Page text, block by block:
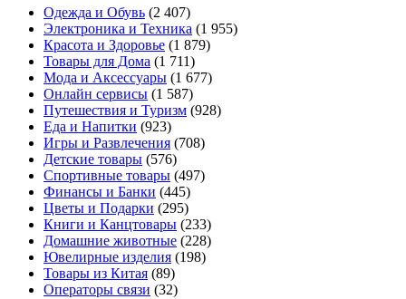
Одежда и Обувь (2 407)
Электроника и Техника (1 955)
Красота и Здоровье (1 879)
Товары для Дома (1 711)
Мода и Аксессуары (1 677)
Онлайн сервисы (1 587)
Путешествия и Туризм (928)
Еда и Напитки (923)
Игры и Развлечения (708)
Детские товары (576)
Спортивные товары (497)
Финансы и Банки (445)
Цветы и Подарки (295)
Книги и Канцтовары (233)
Домашние животные (228)
Ювелирные изделия (198)
Товары из Китая (89)
Операторы связи (32)